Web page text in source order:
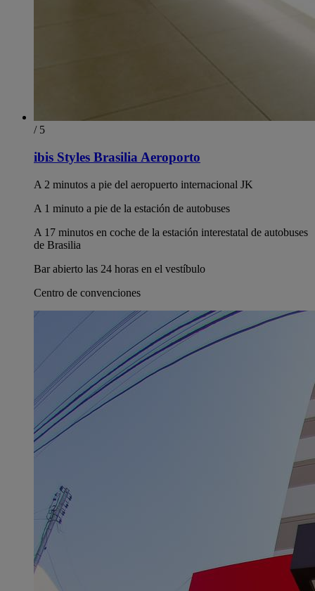
/ 5
ibis Styles Brasilia Aeroporto
A 2 minutos a pie del aeropuerto internacional JK
A 1 minuto a pie de la estación de autobuses
A 17 minutos en coche de la estación interestatal de autobuses
de Brasilia
Bar abierto las 24 horas en el vestíbulo
Centro de convenciones